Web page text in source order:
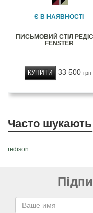
Є В НАЯВНОСТІ
ПИСЬМОВИЙ СТІЛ
FENSTER
33 500 грн
КУПИТИ
Часто шукають
redison